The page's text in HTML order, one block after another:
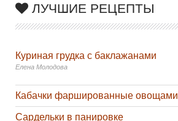
ЛУЧШИЕ РЕЦЕПТЫ
Куриная грудка с баклажанами
Елена Молодова
Кабачки фаршированные овощами
Сардельки в панировке